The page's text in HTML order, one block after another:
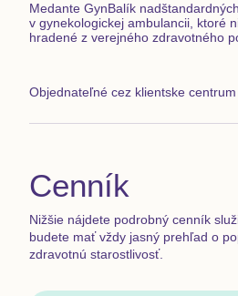
Medante GynBalík
v gynekologickej ambulancii, ktoré
hradené z verejného zdravotného
Objednateľné cez klientske centrum
Cenník
Nižšie nájdete podrobný cenník
budete mať vždy jasný prehľad o
zdravotnú starostlivosť.